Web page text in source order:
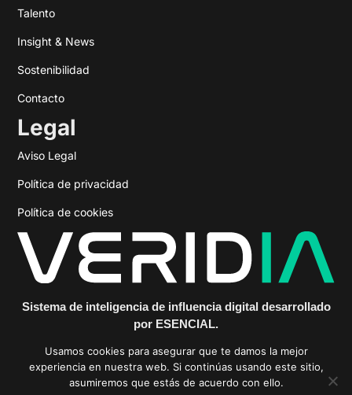
Talento
Insight & News
Sostenibilidad
Contacto
Legal
Aviso Legal
Política de privacidad
Política de cookies
Sistema de inteligencia de influencia digital desarrollado
por ESENCIAL.
https://veridiainfluencia.com
Usamos cookies para asegurar que te damos la mejor
experiencia en nuestra web. Si continúas usando este sitio,
asumiremos que estás de acuerdo con ello.